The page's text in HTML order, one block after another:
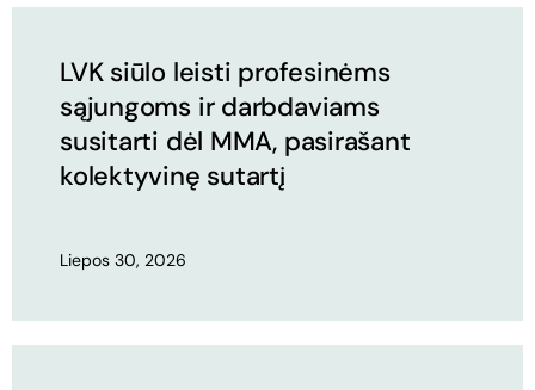
LVK siūlo leisti profesinėms
sąjungoms ir darbdaviams
susitarti dėl MMA, pasirašant
kolektyvinę sutartį
Liepos 30, 2026